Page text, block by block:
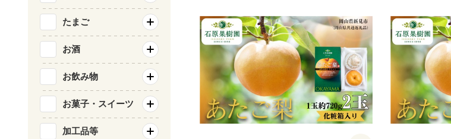
たまご
お酒
お飲み物
お菓子・スイーツ
加工品等